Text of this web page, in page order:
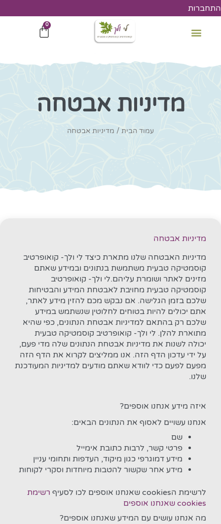
דילוג
לתוכן
התחברות
0
עגלת
מדיניות אבטחה
עמוד הבית / מדיניות אבטחה
מדיניות אבטחה
מדיניות האבטחה שלנו מתארת כיצד לי ולך- קואופרטיב
קוסמטיקה טבעית משתמשת בנתונים ובמידע שאתם
מזינים לאתר ושומרת עליהם.לי ולך- קואופרטיב
קוסמטיקה טבעית מחויבת לאבטחת המידע והבטיחות
שלכם בזמן הגלישה. אם נבקש מכם להזין מידע לאתר,
אתם יכולים להיות בטוחים לחלוטין שנשתמש במידע
שלכם רק בהתאם למדיניות אבטחת הנתונים, כפי שהיא
מתוארת להלן. לי ולך- קואופרטיב קוסמטיקה טבעית
יכולה לשנות את מדיניות אבטחת הנתונים שלה מדי פעם,
על ידי עדכון הדף הזה. אנו ממליצים לקרוא את הדף הזה
מפעם לפעם כדי לוודא שאתם מודעים למדיניות המעודכנת
שלנו.
איזה מידע אנחנו אוספים?
אנחנו עשויים לאסוף את הנתונים הבאים:
שם
פרטי קשר, לרבות כתובת אימייל
מידע דמוגרפי כגון מיקוד, העדפות ותחומי עניין
מידע אחר שקשור להטבות מיוחדות וסקרי לקוחות
לרשימת הcookies שאנחנו אוספים לכו לסעיף
רשימת
cookies שאנחנו אוספים
מה אנחנו עושים עם המידע שאנחנו אוספים?